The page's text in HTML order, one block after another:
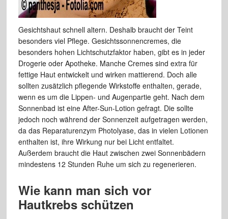
Gesichtshaut schnell altern. Deshalb braucht der Teint
besonders viel Pflege. Gesichtssonnencremes, die
besonders hohen Lichtschutzfaktor haben, gibt es in jeder
Drogerie oder Apotheke. Manche Cremes sind extra für
fettige Haut entwickelt und wirken mattierend. Doch alle
sollten zusätzlich pflegende Wirkstoffe enthalten, gerade,
wenn es um die Lippen- und Augenpartie geht. Nach dem
Sonnenbad ist eine After-Sun-Lotion gefragt. Die sollte
jedoch noch während der Sonnenzeit aufgetragen werden,
da das Reparaturenzym Photolyase, das in vielen Lotionen
enthalten ist, ihre Wirkung nur bei Licht entfaltet.
Außerdem braucht die Haut zwischen zwei Sonnenbädern
mindestens 12 Stunden Ruhe um sich zu regenerieren.
Wie kann man sich vor
Hautkrebs schützen